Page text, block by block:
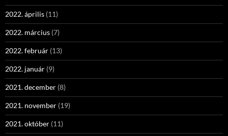
2022. április (11)
2022. március (7)
2022. február (13)
2022. január (9)
2021. december (8)
2021. november (19)
2021. október (11)